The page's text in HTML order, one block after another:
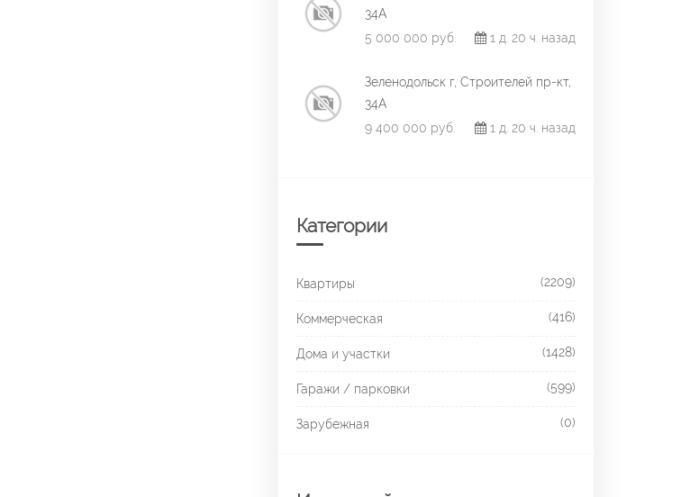
34А
5 000 000 руб.
1 д. 20 ч. назад
Зеленодольск г, Строителей пр-кт,
34А
9 400 000 руб.
1 д. 20 ч. назад
Категории
Квартиры (2209)
Коммерческая (416)
Дома и участки (1428)
Гаражи / парковки (599)
Зарубежная (0)